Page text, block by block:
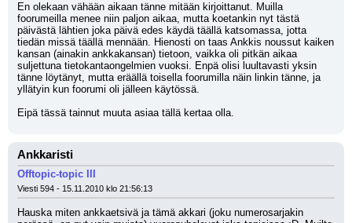
En olekaan vähään aikaan tänne mitään kirjoittanut. Muilla
foorumeilla menee niin paljon aikaa, mutta koetankin nyt tästä
päivästä lähtien joka päivä edes käydä täällä katsomassa, jotta
tiedän missä täällä mennään. Hienosti on taas Ankkis noussut kaiken
kansan (ainakin ankkakansan) tietoon, vaikka oli pitkän aikaa
suljettuna tietokantaongelmien vuoksi. Enpä olisi luultavasti yksin
tänne löytänyt, mutta eräällä toisella foorumilla näin linkin tänne, ja
yllätyin kun foorumi oli jälleen käytössä.
Eipä tässä tainnut muuta asiaa tällä kertaa olla.
Ankkaristi
Offtopic-topic III
Viesti 594 - 15.11.2010 klo 21:56:13
Hauska miten ankkaetsivä ja tämä akkari (joku numerosarjakin